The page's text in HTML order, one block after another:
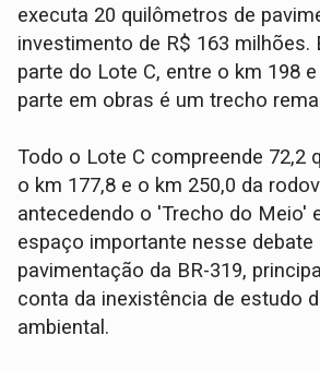
executa 20 quilômetros de
investimento de R$ 163 milhões.
parte do Lote C, entre o km 198
parte em obras é um trecho
Todo o Lote C compreende 72,2
o km 177,8 e o km 250,0 da
antecedendo o 'Trecho do Meio'
espaço importante nesse debate
pavimentação da BR-319,
conta da inexistência de estudo
ambiental.